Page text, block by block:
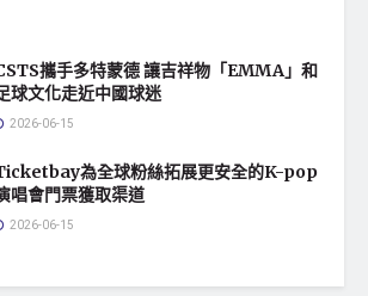
攜手多特蒙德 讓吉祥物「EMMA」和
球文化走近中國球迷
2026-06-15
為全球粉絲拓展更安全的K-pop
唱會門票獲取渠道
2026-06-15